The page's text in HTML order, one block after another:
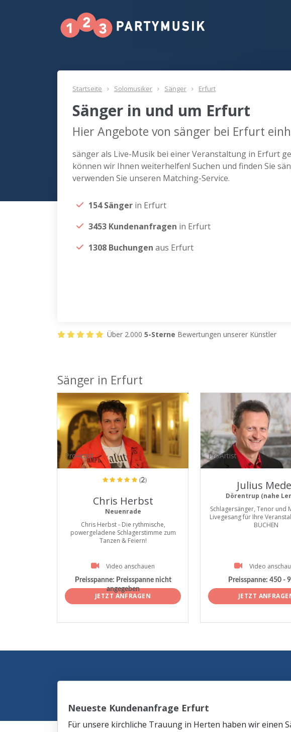
Startseite Solomusiker Sänger Erfurt
Sänger in und um Erfurt
Hier Angebote von sänger bei Erfurt
sänger als Live-Musik bei einer Veranstaltung in Erfurt
können wir Ihnen weiterhelfen! Suchen und finden Sie
verwenden Sie unseren Matching-Service.
154 Sänger in Erfurt
3453 Kundenanfragen in Erfurt
1308 Buchungen aus Erfurt
Über 2.000 5-Sterne Bewertungen unserer Künstler
Sänger in Erfurt
ProArtist
(2)
Chris Herbst
Neuenrade
Chris Herbst - Die rythmische,
powergeladene Schlagerstimme zum
Tanzen & Feiern!
Video anschauen
Preisspanne: Preisspanne nicht
angegeben
JETZT ANFRAGEN
ProArtist
Julius
Dörentrup (nahe
Schlagersänger, Tenor und
Livegesang für Ihre
BUCHEN
Video
Preisspanne: 450 -
JETZT
Neueste Kundenanfrage Erfurt
Für unsere kirchliche Trauung in Herten haben wir einen